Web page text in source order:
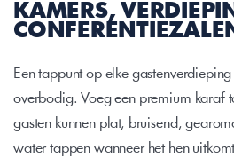
KAMERS,
Een tappunt op elke
overbodig. Voeg een premium karaf
gasten kunnen plat, bruisend,
water tappen wanneer het hen